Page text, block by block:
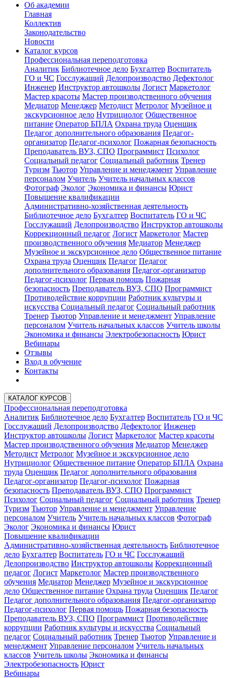
Об академии
Главная
Коллектив
Законодательство
Новости
Каталог курсов
Профессиональная переподготовка
Аналитик Библиотечное дело Бухгалтер Воспитатель
ГО и ЧС Госслужащий Делопроизводство Дефектолог
Инженер Инструктор автошколы Логист Маркетолог
Мастер красоты Мастер производственного обучения
Медиатор Менеджер Методист Метролог Музейное и
экскурсионное дело Нутрициолог Общественное
питание Оператор БПЛА Охрана труда Оценщик
Педагог дополнительного образования Педагог-
организатор Педагог-психолог Пожарная безопасность
Преподаватель ВУЗ, СПО Программист Психолог
Социальный педагог Социальный работник Тренер
Туризм Тьютор Управление и менеджмент Управление
персоналом Учитель Учитель начальных классов
Фотограф Эколог Экономика и финансы Юрист
Повышение квалификации
Административно-хозяйственная деятельность
Библиотечное дело Бухгалтер Воспитатель ГО и ЧС
Госслужащий Делопроизводство Инструктор автошколы
Коррекционный педагог Логист Маркетолог Мастер
производственного обучения Медиатор Менеджер
Музейное и экскурсионное дело Общественное питание
Охрана труда Оценщик Педагог Педагог
дополнительного образования Педагог-организатор
Педагог-психолог Первая помощь Пожарная
безопасность Преподаватель ВУЗ, СПО Программист
Противодействие коррупции Работник культуры и
искусства Социальный педагог Социальный работник
Тренер Тьютор Управление и менеджмент Управление
персоналом Учитель начальных классов Учитель школы
Экономика и финансы Электробезопасность Юрист
Вебинары
Отзывы
Вход в обучение
Контакты
КАТАЛОГ КУРСОВ
Профессиональная переподготовка
Аналитик Библиотечное дело Бухгалтер Воспитатель ГО и ЧС
Госслужащий Делопроизводство Дефектолог Инженер
Инструктор автошколы Логист Маркетолог Мастер красоты
Мастер производственного обучения Медиатор Менеджер
Методист Метролог Музейное и экскурсионное дело
Нутрициолог Общественное питание Оператор БПЛА Охрана
труда Оценщик Педагог дополнительного образования
Педагог-организатор Педагог-психолог Пожарная
безопасность Преподаватель ВУЗ, СПО Программист
Психолог Социальный педагог Социальный работник Тренер
Туризм Тьютор Управление и менеджмент Управление
персоналом Учитель Учитель начальных классов Фотограф
Эколог Экономика и финансы Юрист
Повышение квалификации
Административно-хозяйственная деятельность Библиотечное
дело Бухгалтер Воспитатель ГО и ЧС Госслужащий
Делопроизводство Инструктор автошколы Коррекционный
педагог Логист Маркетолог Мастер производственного
обучения Медиатор Менеджер Музейное и экскурсионное
дело Общественное питание Охрана труда Оценщик Педагог
Педагог дополнительного образования Педагог-организатор
Педагог-психолог Первая помощь Пожарная безопасность
Преподаватель ВУЗ, СПО Программист Противодействие
коррупции Работник культуры и искусства Социальный
педагог Социальный работник Тренер Тьютор Управление и
менеджмент Управление персоналом Учитель начальных
классов Учитель школы Экономика и финансы
Электробезопасность Юрист
Вебинары